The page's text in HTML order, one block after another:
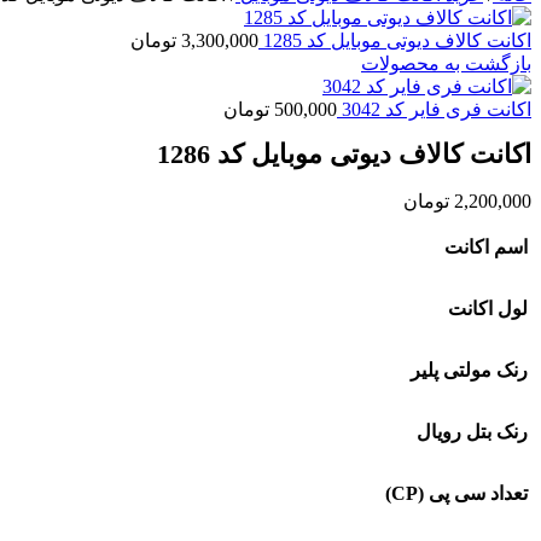
اکانت کالاف دیوتی موبایل کد 1285 3,300,000 تومان
بازگشت به محصولات
اکانت فری فایر کد 3042 500,000 تومان
اکانت کالاف دیوتی موبایل کد 1286
2,200,000 تومان
اسم اکانت
لول اکانت
رنک مولتی پلیر
رنک بتل رویال
تعداد سی پی (CP)